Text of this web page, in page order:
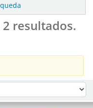
resultados.